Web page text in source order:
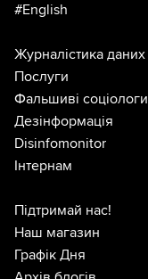
#English
Журналістика даних
Послуги
Фальшиві соціологи
Дезінформація
Disinfomonitor
Інтернам
Підтримай нас!
Наш магазин
Графік Дня